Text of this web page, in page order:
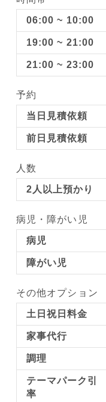
06:00 ~ 10:00
19:00 ~ 21:00
21:00 ~ 23:00
予約
当日見積依頼
前日見積依頼
人数
2人以上預かり
病児・障がい児
病児
障がい児
その他オプション
土日祝日料金
家事代行
調理
テーマパーク引
率